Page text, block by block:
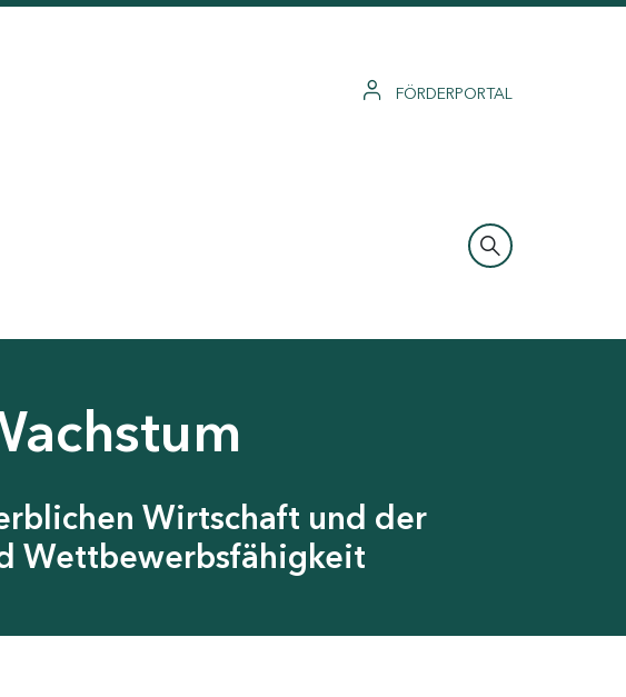
FÖRDERPORTAL
Wirtschaft und der
Wettbewerbsfähigkeit